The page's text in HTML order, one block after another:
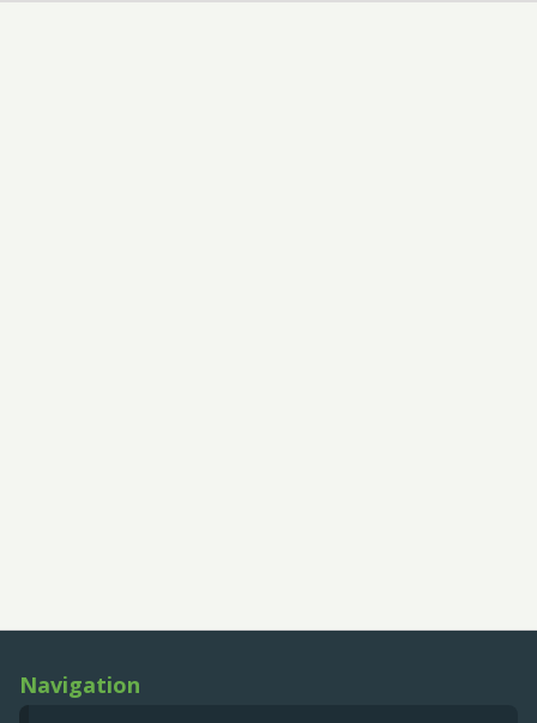
Navigation